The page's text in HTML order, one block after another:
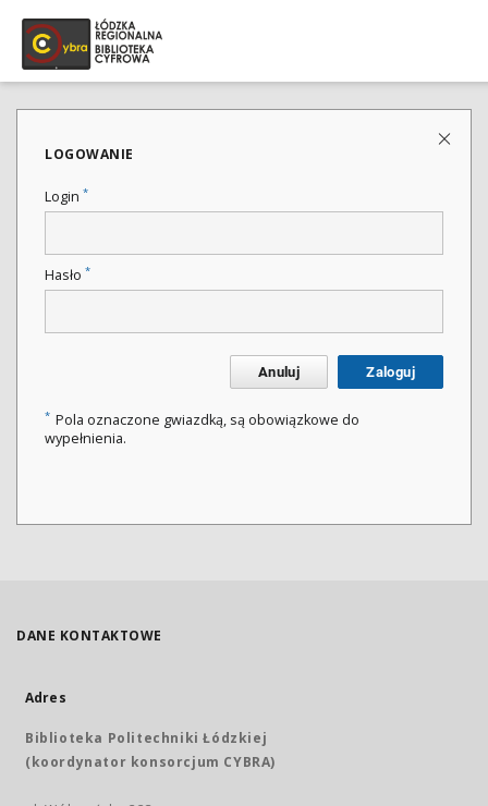
LOGOWANIE
Login *
Hasło *
Anuluj Zaloguj
* Pola oznaczone gwiazdką, są obowiązkowe do
wypełnienia.
DANE KONTAKTOWE
Adres
Biblioteka Politechniki Łódzkiej
(koordynator konsorcjum CYBRA)